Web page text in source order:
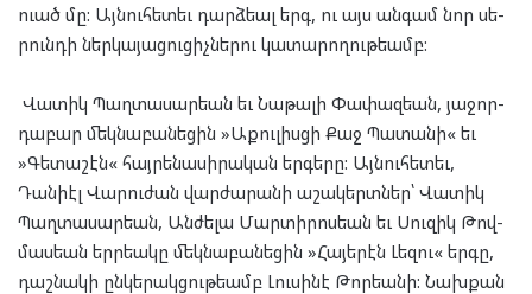
ուած մը: Այ­նու­հե­տեւ դարձ­եալ երգ, ու այս ան­գամ նոր սե­
րուն­դի ներ­կա­յա­ցու­ցիչ­նե­րու կա­տա­րո­ղու­թեամբ:
Վա­տիկ Պաղ­տա­սար­եան եւ Նա­թա­լի Փա­փազ­եան, յա­ջոր­
դա­բար մեկ­նա­բա­նե­ցին »Աքու­լիս­ցի Քաջ Պա­տա­նի« եւ
»Գե­տա­շէն« հայ­րե­նա­սի­րա­կան եր­գե­րը: Այ­նու­հե­տեւ,
Դանի­էլ Վա­րու­ժան վար­ժա­րա­նի աշա­կերտ­ներ՝ Վա­տիկ
Պաղ­տա­սար­եան, Ան­ժե­լա Մար­տի­րոս­եան եւ Սու­զիկ Թով­
մաս­եան երր­եա­կը մեկ­նա­բա­նե­ցին »Հա­յե­րէն Լե­զու« եր­գը,
դաշ­նա­կի ըն­կե­րակ­ցու­թեամբ Լու­սի­նէ Թոր­եա­նի: Նախ­քան